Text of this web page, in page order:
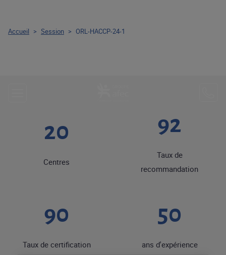
20
Centres
92
Taux de
recommandation
90
Taux de certification
50
ans d'expérience
Accueil > Session > ORL-HACCP-24-1